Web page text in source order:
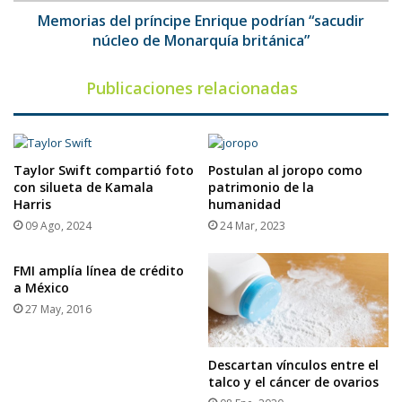
británica”
Memorias del príncipe Enrique podrían “sacudir
núcleo de Monarquía británica”
Publicaciones relacionadas
Taylor Swift compartió foto
con silueta de Kamala
Harris
09 Ago, 2024
Postulan al joropo como
patrimonio de la
humanidad
24 Mar, 2023
FMI amplía línea de crédito
a México
27 May, 2016
Descartan vínculos entre el
talco y el cáncer de ovarios